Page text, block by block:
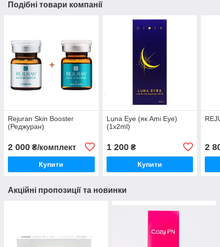
Подібні товари компанії
Rejuran Skin Booster
(Реджуран)
2 000 ₴/комплект
Купити
Luna Eye (як Ami Eye)
(1x2ml)
1 200₴
Купити
2
Акційні пропозиції та новинки